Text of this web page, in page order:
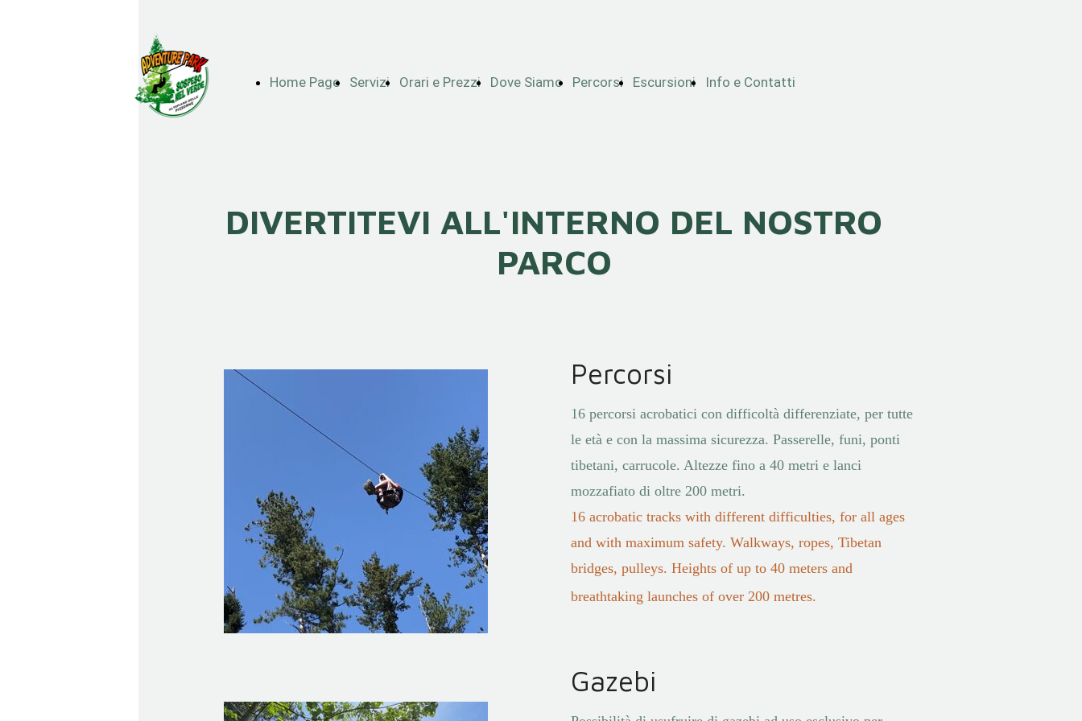
Home Page Servizi Orari e Prezzi Dove Siamo Percorsi Escursioni Info e Contatti
DIVERTITEVI ALL'INTERNO DEL NOSTRO
PARCO
Percorsi
16 percorsi acrobatici con difficoltà differenziate, per tutte
le età e con la massima sicurezza. Passerelle, funi, ponti
tibetani, carrucole. Altezze fino a 40 metri e lanci
mozzafiato di oltre 200 metri.
16 acrobatic tracks with different difficulties, for all ages
and with maximum safety. Walkways, ropes, Tibetan
bridges, pulleys. Heights of up to 40 meters and
breathtaking launches of over 200 metres.
Gazebi